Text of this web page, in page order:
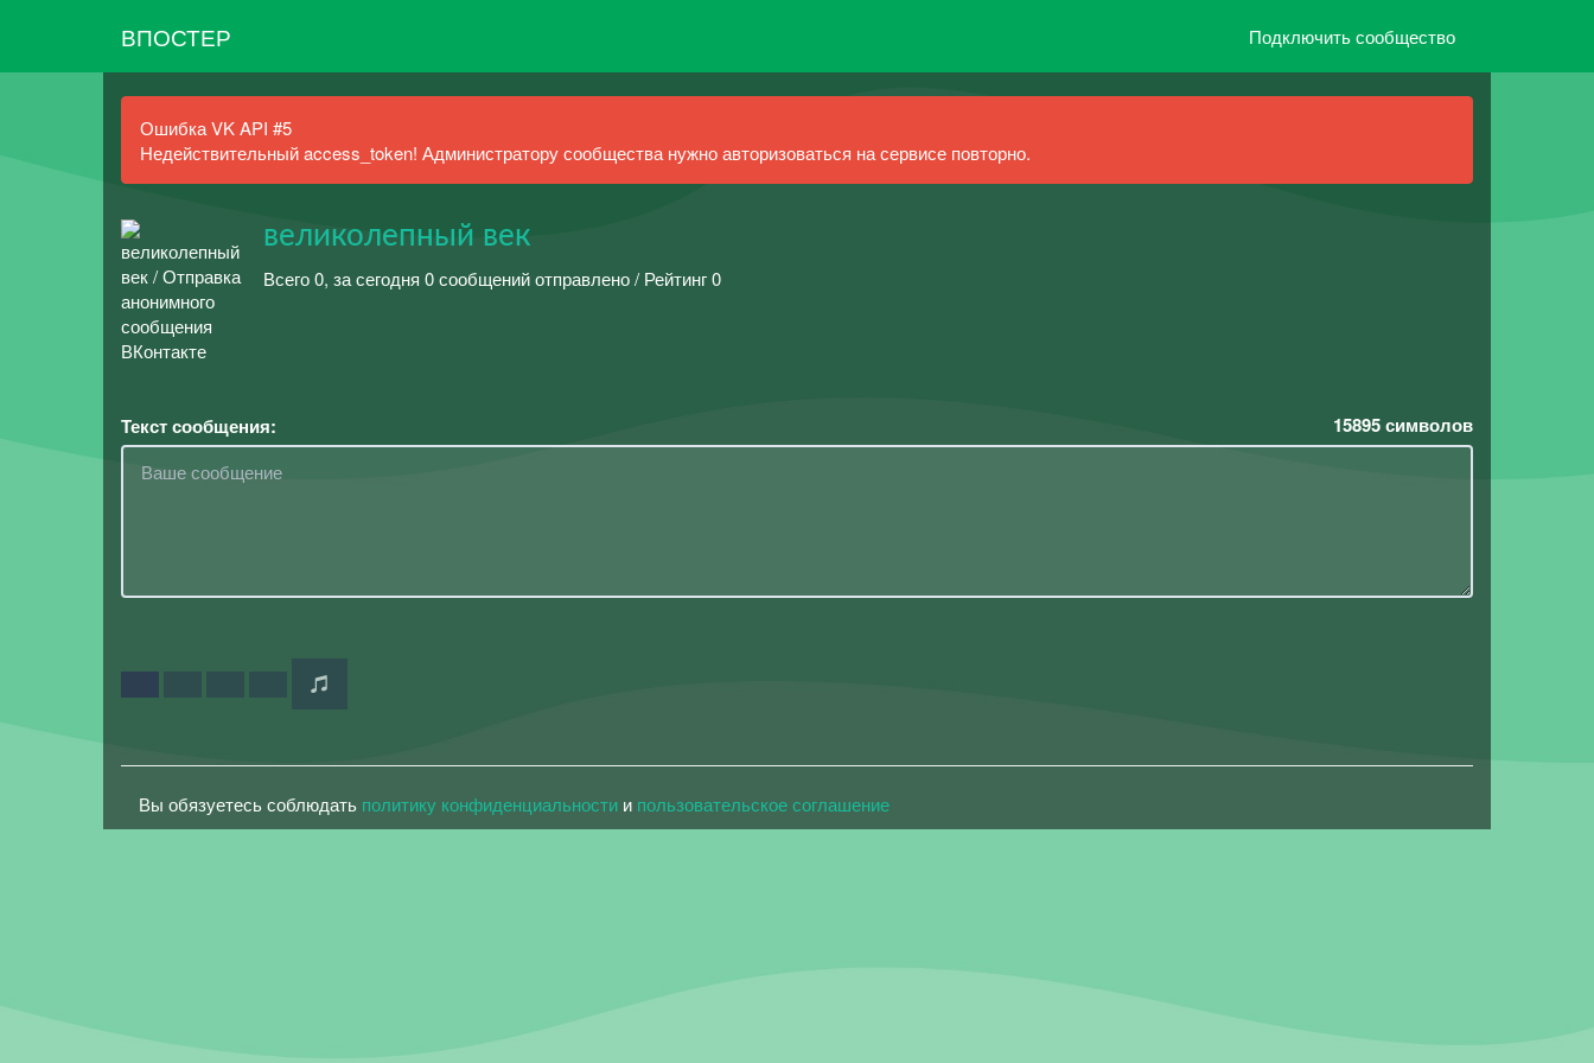
ВПОСТЕР Подключить сообщество
Ошибка VK API #5
Недействительный access_token! Администратору сообщества нужно авторизоваться на сервисе повторно.
великолепный век
Всего 0, за сегодня 0 сообщений отправлено / Рейтинг 0
Текст сообщения: 15895символов
Вы обязуетесь соблюдать политику конфиденциальности и пользовательское соглашение